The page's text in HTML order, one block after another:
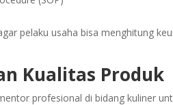
pelaku usaha bisa menghitung
Kualitas Produk
profesional di bidang kuliner